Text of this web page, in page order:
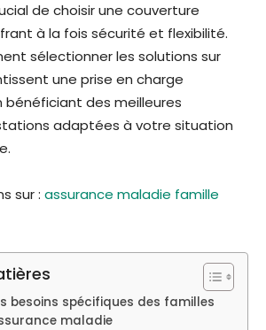
de choisir une couverture
à la fois sécurité et flexibilité.
sélectionner les solutions sur
une prise en charge
des meilleures
adaptées à votre situation
sur : assurance maladie famille
besoins spécifiques des familles
maladie